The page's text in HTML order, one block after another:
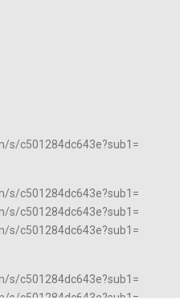
s/c501284dc643e?sub1=
s/c501284dc643e?sub1=
s/c501284dc643e?sub1=
s/c501284dc643e?sub1=
s/c501284dc643e?sub1=
c501284dc643e?sub1=